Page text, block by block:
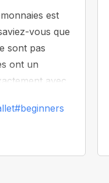
est
vous que
sont pas
ont un
avec
allons en
voir comment
#beginners